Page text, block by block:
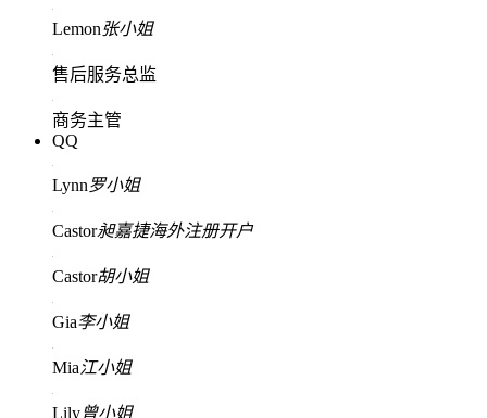
Lemon张小姐
售后服务总监
商务主管
QQ
Lynn罗小姐
Castor昶嘉捷海外注册开户
Castor胡小姐
Gia李小姐
Mia江小姐
Lily曾小姐